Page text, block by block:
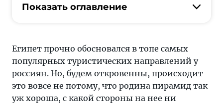
разочаровать
нескольким
ключевым
статьям
Показать оглавление
Египет прочно обосновался в топе самых
популярных туристических направлений у
россиян. Но, будем откровенны, происходит
это вовсе не потому, что родина пирамид так
уж хороша, с какой стороны на нее ни